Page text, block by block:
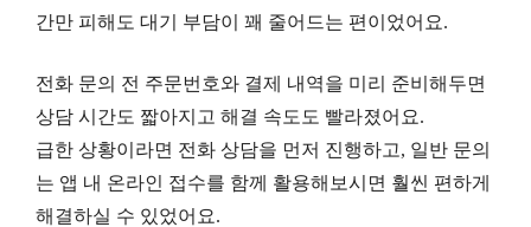
간만 피해도 대기 부담이 꽤 줄어드는 편이었어요.
전화 문의 전 주문번호와 결제 내역을 미리 준비해두면
상담 시간도 짧아지고 해결 속도도 빨라졌어요.
급한 상황이라면 전화 상담을 먼저 진행하고, 일반 문의
는 앱 내 온라인 접수를 함께 활용해보시면 훨씬 편하게
해결하실 수 있었어요.